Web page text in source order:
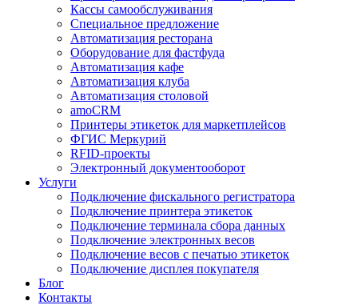
Кассы самообслуживания
Специальное предложение
Автоматизация ресторана
Оборудование для фастфуда
Автоматизация кафе
Автоматизация клуба
Автоматизация столовой
amoCRM
Принтеры этикеток для маркетплейсов
ФГИС Меркурий
RFID-проекты
Электронный документооборот
Услуги
Подключение фискального регистратора
Подключение принтера этикеток
Подключение терминала сбора данных
Подключение электронных весов
Подключение весов с печатью этикеток
Подключение дисплея покупателя
Блог
Контакты